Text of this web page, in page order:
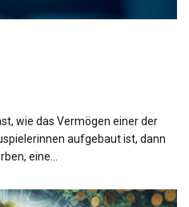
wie das Vermögen einer der
aufgebaut ist, dann
eine…